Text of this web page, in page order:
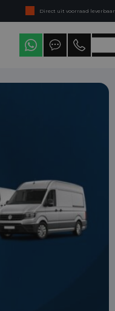
Direct uit voorraad leverbaar
Levering in heel Nederland